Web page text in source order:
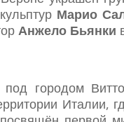
Марио
Анжело Бьянки
городом
Италии,